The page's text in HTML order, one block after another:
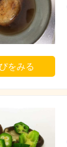
をみる